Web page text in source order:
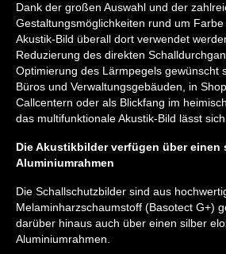
Dank der großen Auswahl und der
Gestaltungsmöglichkeiten rund um
Akustik-Bild überall dort verwendet
Reduzierung des direkten
Optimierung des Lärmpegels gewünscht
Büros und Verwaltungsgebäuden, in
Callcentern oder als Blickfang im
das multifunktionale Akustik-Bild lässt
Die Akustikbilder verfügen über einen
Aluminiumrahmen
Die Schallschutzbilder sind aus
Melaminharzschaumstoff (Basotect G+)
darüber hinaus auch über einen silber
Aluminiumrahmen.